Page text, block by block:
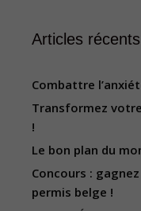
Articles récents
Combattre
Transformez
!
Le bon plan du
Concours :
permis belge !